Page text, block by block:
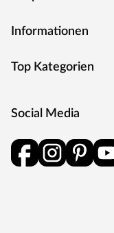
Informationen
Top Kategorien
Social Media